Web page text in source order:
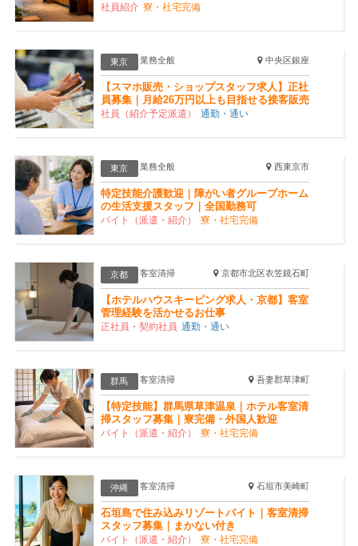
社員紹介 寮・社宅完備
東京 業務全般 中央区銀座
【スマホ販売・ショップスタッフ求人】正社
員募集｜月給26万円以上も目指せる接客販売
社員（紹介予定派遣） 通勤・通い
東京 業務全般 西東京市
特定技能介護歓迎｜障がい者グループホーム
の生活支援スタッフ｜全国勤務可
バイト（派遣・紹介） 寮・社宅完備
京都 客室清掃 京都市北区衣笠鏡石町
【ホテルハウスキーピング求人・京都】客室
管理経験を活かせるお仕事
正社員・契約社員 通勤・通い
群馬 客室清掃 吾妻郡草津町
【特定技能】群馬県草津温泉｜ホテル客室清
掃スタッフ募集｜寮完備・外国人歓迎
バイト（派遣・紹介） 寮・社宅完備
沖縄 客室清掃 石垣市美崎町
石垣島で住み込みリゾートバイト｜客室清掃
スタッフ募集｜まかない付き
バイト（派遣・紹介） 寮・社宅完備